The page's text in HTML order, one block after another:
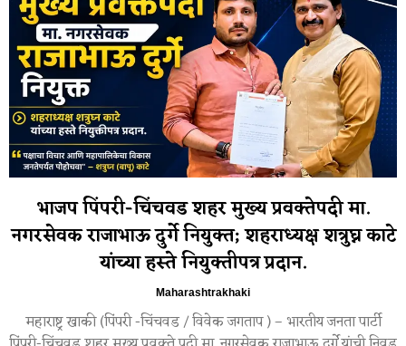
भाजप पिंपरी-चिंचवड शहर मुख्य प्रवक्तेपदी मा.
नगरसेवक राजाभाऊ दुर्गे नियुक्त; शहराध्यक्ष शत्रुघ्न काटे
यांच्या हस्ते नियुक्तीपत्र प्रदान.
Maharashtrakhaki
महाराष्ट्र खाकी (पिंपरी -चिंचवड / विवेक जगताप ) – भारतीय जनता पार्टी